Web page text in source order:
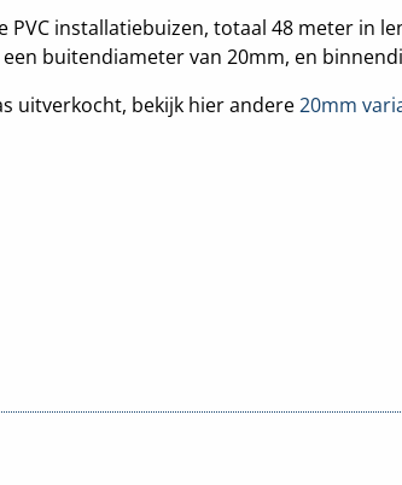
PVC installatiebuizen, totaal 48 meter in
buitendiameter van 20mm, en
uitverkocht, bekijk hier andere20mm